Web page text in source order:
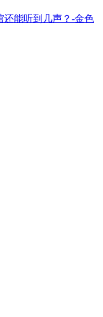
还能听到几声？-金色